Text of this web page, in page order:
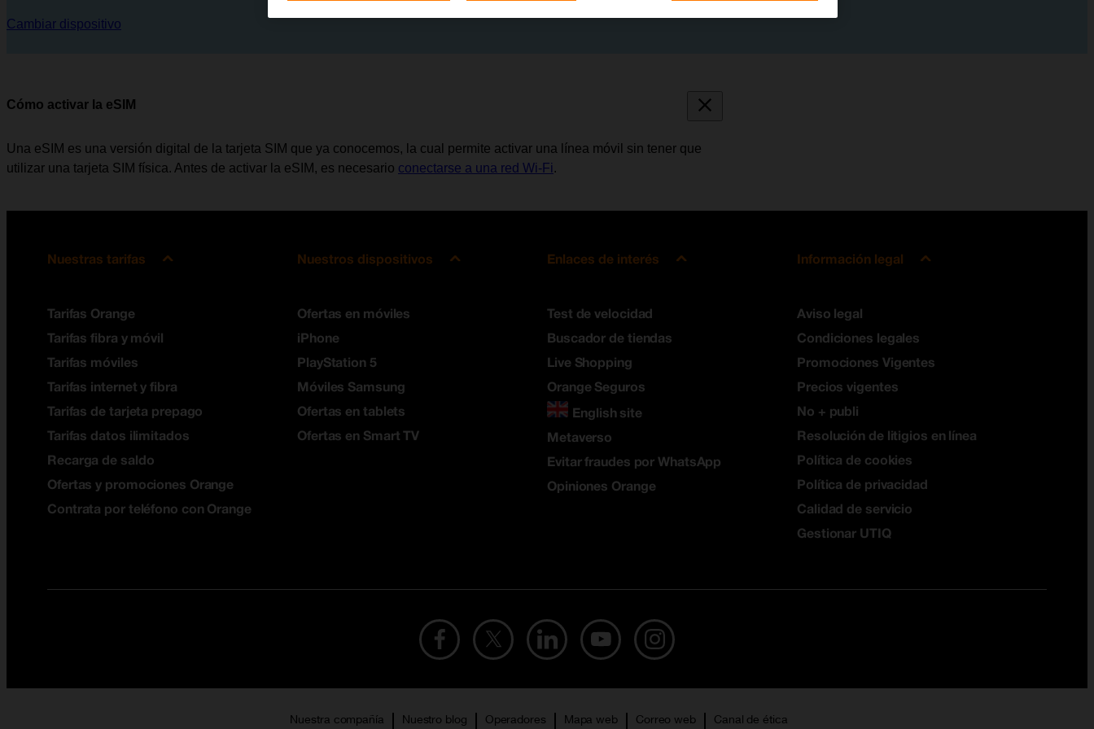
Cambiar dispositivo
Cómo activar la eSIM
Una eSIM es una versión digital de la tarjeta SIM que ya conocemos, la cual permite activar una línea móvil sin tener que
utilizar una tarjeta SIM física. Antes de activar la eSIM, es necesario conectarse a una red Wi-Fi .
Nuestras tarifas
Tarifas Orange
Tarifas fibra y móvil
Tarifas móviles
Tarifas internet y fibra
Tarifas de tarjeta prepago
Tarifas datos ilimitados
Recarga de saldo
Ofertas y promociones Orange
Contrata por teléfono con Orange
Nuestros dispositivos
Ofertas en móviles
iPhone
PlayStation 5
Móviles Samsung
Ofertas en tablets
Ofertas en Smart TV
Enlaces de interés
Test de velocidad
Buscador de tiendas
Live Shopping
Orange Seguros
English site
Metaverso
Evitar fraudes por WhatsApp
Opiniones Orange
Información legal
Aviso legal
Condiciones legales
Promociones Vigentes
Precios vigentes
No + publi
Resolución de litigios en línea
Política de cookies
Política de privacidad
Calidad de servicio
Gestionar UTIQ
Nuestra compañía Nuestro blog Operadores Mapa web Correo web Canal de ética